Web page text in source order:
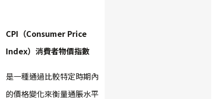
CPI（Consumer Price
Index）消費者物價指數
是一種通過比較特定時期內
的價格變化來衡量通脹水平